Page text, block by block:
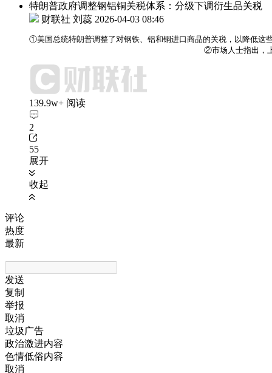
特朗普政府调整钢铝铜关税体系：分级下调衍生品关税
财联社 刘蕊 2026-04-03 08:46
①美国总统特朗普调整了对钢铁、铝和铜进口商品的关税，以降低这
②市场人士指出，上述
139.9w+ 阅读
2
55
展开
收起
评论
热度
最新
发送
复制
举报
取消
垃圾广告
政治激进内容
色情低俗内容
取消